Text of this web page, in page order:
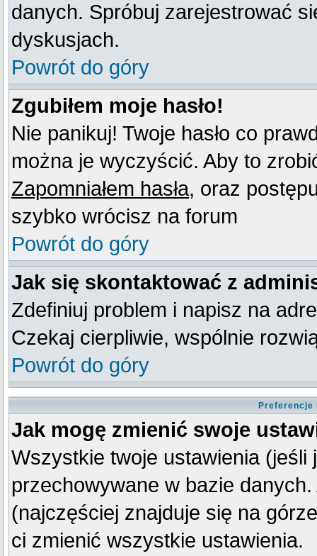
danych. Spróbuj zarejestrować
dyskusjach.
Powrót do góry
Zgubiłem moje hasło!
Nie panikuj! Twoje hasło co
można je wyczyścić. Aby to
Zapomniałem hasła, oraz
szybko wrócisz na forum
Powrót do góry
Jak się skontaktować z
Zdefiniuj problem i napisz na
Czekaj cierpliwie, wspólnie
Powrót do góry
Preferencje
Jak mogę zmienić swoje
Wszystkie twoje ustawienia
przechowywane w bazie
(najczęściej znajduje się na
ci zmienić wszystkie ustawienia.